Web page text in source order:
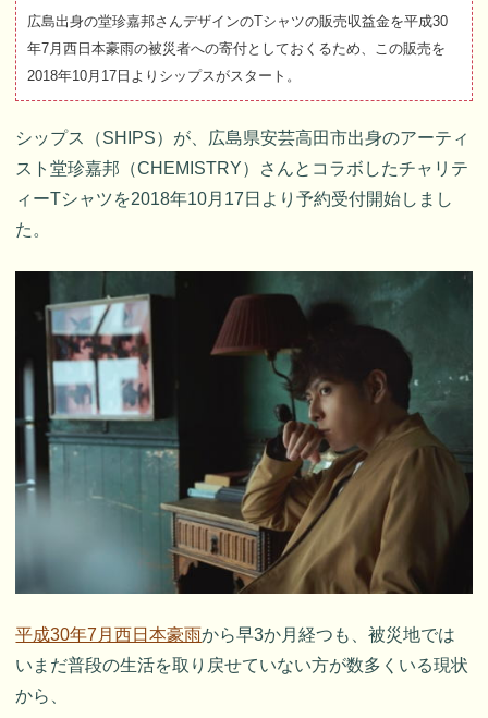
広島出身の堂珍嘉邦さんデザインのTシャツの販売収益金を平成30
年7月西日本豪雨の被災者への寄付としておくるため、この販売を
2018年10月17日よりシップスがスタート。
シップス（SHIPS）が、広島県安芸高田市出身のアーティ
スト堂珍嘉邦（CHEMISTRY）さんとコラボしたチャリテ
ィーTシャツを2018年10月17日より予約受付開始しまし
た。
平成30年7月西日本豪雨から早3か月経つも、被災地では
いまだ普段の生活を取り戻せていない方が数多くいる現状
から、